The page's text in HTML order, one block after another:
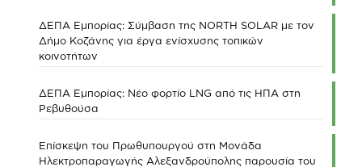
ΔΕΠΑ Εμπορίας: Σύμβαση της NORTH SOLAR με τον
Δήμο Κοζάνης για έργα ενίσχυσης τοπικών
κοινοτήτων
ΔΕΠΑ Εμπορίας: Νέο φορτίο LNG από τις ΗΠΑ στη
Ρεβυθούσα
Επίσκεψη του Πρωθυπουργού στη Μονάδα
Ηλεκτροπαραγωγής Αλεξανδρούπολης παρουσία του